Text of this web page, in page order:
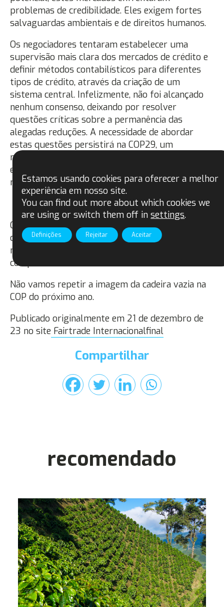
problemas de credibilidade. Eles exigem fortes
salvaguardas ambientais e de direitos humanos.
Os negociadores tentaram estabelecer uma
supervisão mais clara dos mercados de crédito e
definir métodos contabilísticos para diferentes
tipos de crédito, através da criação de um
sistema central. Infelizmente, não foi alcançado
nenhum consenso, deixando por resolver
questões críticas sobre a permanência das
alegadas reduções. A necessidade de abordar
estas questões persistirá na COP29, um
resultado decepcionante para aqueles que se
esforçam por estabelecer mercados de carbono
robustos e fiáveis.
Os decisores políticos e as empresas ainda têm a
oportunidade de reacender a esperança em todos
nós, colocando as pessoas no centro dos seus
compromissos.
Não vamos repetir a imagem da cadeira vazia na
COP do próximo ano.
Publicado originalmente em 21 de dezembro de
23 no site Fairtrade Internacionalfinal
Compartilhar
recomendado
Estamos usando cookies para oferecer a melhor
experiência em nosso site.
You can find out more about which cookies we
are using or switch them off insettings.
Aceitar
Rejeitar
Definições